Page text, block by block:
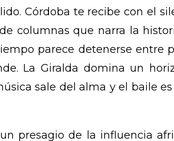
Córdoba te recibe con el
columnas que narra la
parece detenerse entre
La Giralda domina un
sale del alma y el baile
presagio de la influencia